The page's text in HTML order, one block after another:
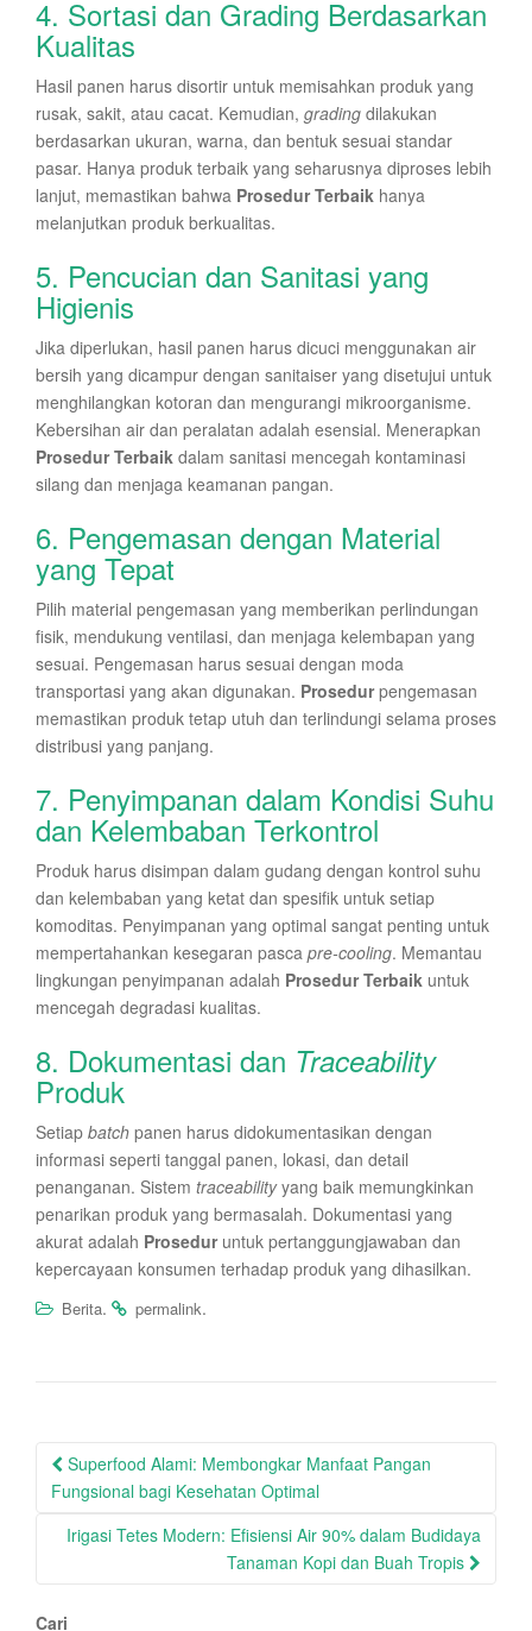
4. Sortasi dan Grading Berdasarkan
Kualitas
Hasil panen harus disortir untuk memisahkan produk yang
rusak, sakit, atau cacat. Kemudian, grading dilakukan
berdasarkan ukuran, warna, dan bentuk sesuai standar
pasar. Hanya produk terbaik yang seharusnya diproses lebih
lanjut, memastikan bahwa Prosedur Terbaik hanya
melanjutkan produk berkualitas.
5. Pencucian dan Sanitasi yang
Higienis
Jika diperlukan, hasil panen harus dicuci menggunakan air
bersih yang dicampur dengan sanitaiser yang disetujui untuk
menghilangkan kotoran dan mengurangi mikroorganisme.
Kebersihan air dan peralatan adalah esensial. Menerapkan
Prosedur Terbaik dalam sanitasi mencegah kontaminasi
silang dan menjaga keamanan pangan.
6. Pengemasan dengan Material
yang Tepat
Pilih material pengemasan yang memberikan perlindungan
fisik, mendukung ventilasi, dan menjaga kelembapan yang
sesuai. Pengemasan harus sesuai dengan moda
transportasi yang akan digunakan. Prosedurpengemasan
memastikan produk tetap utuh dan terlindungi selama proses
distribusi yang panjang.
7. Penyimpanan dalam Kondisi Suhu
dan Kelembaban Terkontrol
Produk harus disimpan dalam gudang dengan kontrol suhu
dan kelembaban yang ketat dan spesifik untuk setiap
komoditas. Penyimpanan yang optimal sangat penting untuk
mempertahankan kesegaran pasca pre-cooling. Memantau
lingkungan penyimpanan adalah Prosedur Terbaik untuk
mencegah degradasi kualitas.
8. Dokumentasi dan Traceability
Produk
Setiap batch panen harus didokumentasikan dengan
informasi seperti tanggal panen, lokasi, dan detail
penanganan. Sistem traceabilityyang baik memungkinkan
penarikan produk yang bermasalah. Dokumentasi yang
akurat adalah Prosedur untuk pertanggungjawaban dan
kepercayaan konsumen terhadap produk yang dihasilkan.
Berita. permalink.
Post
navigation
Superfood Alami: Membongkar Manfaat Pangan
Fungsional bagi Kesehatan Optimal
Irigasi Tetes Modern: Efisiensi Air 90% dalam Budidaya
Tanaman Kopi dan Buah Tropis
Cari